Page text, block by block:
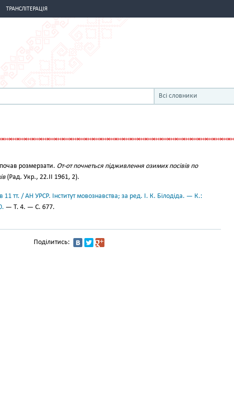
ТРАНСЛІТЕРАЦІЯ
Всі словники
розмерзати. От-от почнеться підживлення озимих посівів по
(Рад. Укр., 22.ІІ 1961, 2).
11 тт. / АН УРСР. Інститут мовознавства; за ред. І. К. Білодіда. — К.:
— Т. 4. — С. 677.
Поділитись: